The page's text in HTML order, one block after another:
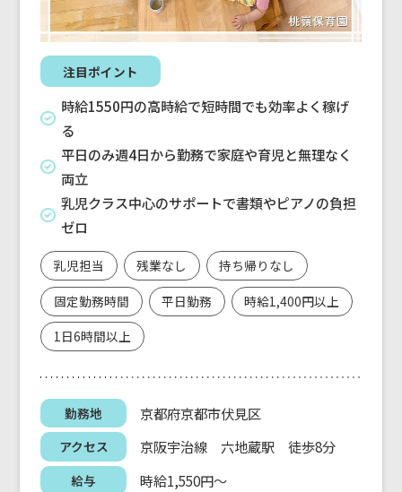
注目ポイント
時給1550円の高時給で短時間でも効率よく稼げ
る
平日のみ週4日から勤務で家庭や育児と無理なく
両立
乳児クラス中心のサポートで書類やピアノの負担
ゼロ
乳児担当 残業なし
持ち帰りなし
固定勤務時間
平日勤務
時給1,400円以上
1日6時間以上
勤務地 京都府京都市伏見区
アクセス 京阪宇治線 六地蔵駅 徒歩8分
給与 時給1,550円～